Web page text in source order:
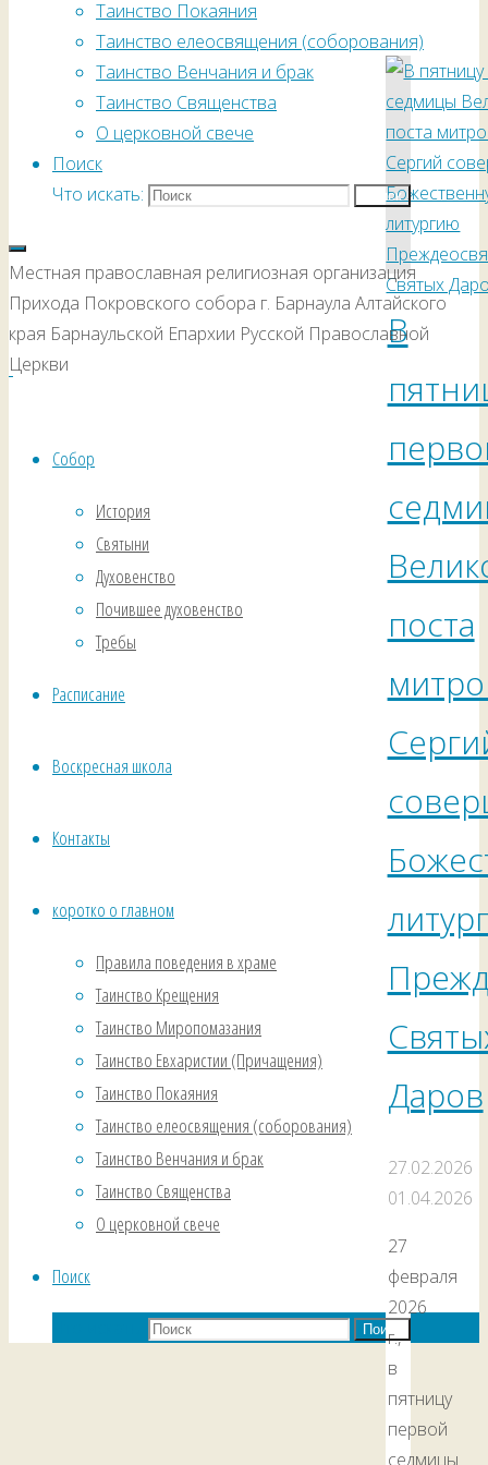
Таинство Покаяния
Таинство елеосвящения (соборования)
Таинство Венчания и брак
Таинство Священства
О церковной свече
Поиск
Что искать:
Поиск
Местная православная религиозная организация
Прихода Покровского собора г. Барнаула Алтайского
края Барнаульской Епархии Русской Православной
Церкви
Собор
История
Святыни
Духовенство
Почившее духовенство
Требы
Расписание
Воскресная школа
Контакты
коротко о главном
Правила поведения в храме
Таинство Крещения
Таинство Миропомазания
Таинство Евхаристии (Причащения)
Таинство Покаяния
Таинство елеосвящения (соборования)
Таинство Венчания и брак
Таинство Священства
О церковной свече
Поиск
Поиск
В
поста
Даров
27.02.2026
01.04.2026
27
февраля
2026
г.,
в
пятницу
первой
седмицы